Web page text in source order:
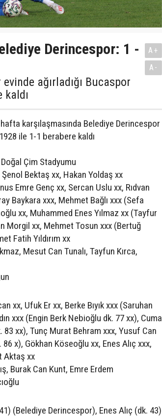
Derincespor: 1 -
ağırladığı Bucaspor
kaldı
A+
A-
karşılaşmasında Belediye Derincespor
ile 1-1 berabere kaldı
Çim Stadyumu
Şenol Bektaş xx, Hakan Yoldaş xx
Emre Genç xx, Sercan Uslu xx, Rıdvan
Baykara xxx, Mehmet Bağlı xxx (Sefa
xx, Muhammed Enes Yılmaz xx (Tayfur
Morgil xx, Mehmet Tosun xxx (Bertuğ
Fatih Yıldırım xx
Mesut Can Tunalı, Tayfun Kırca,
xx, Ufuk Er xx, Berke Bıyık xxx (Saruhan
xxx (Engin Berk Nebioğlu dk. 77 xx), Cuma
83 xx), Tunç Murat Behram xxx, Yusuf Can
x), Gökhan Köseoğlu xx, Enes Alıç xxx,
Aktaş xx
Burak Can Kunt, Emre Erdem
(Belediye Derincespor), Enes Alıç (dk. 43)